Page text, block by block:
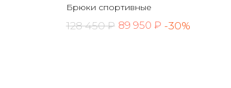
Брюки спортивные
128 450 ₽ 89 950 ₽ -30%